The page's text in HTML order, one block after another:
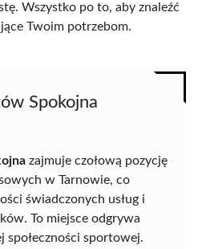
Wszystko po to, aby znaleźć
Twoim potrzebom.
Spokojna
zajmuje czołową pozycję
w Tarnowie, co
świadczonych usług i
To miejsce odgrywa
społeczności sportowej.